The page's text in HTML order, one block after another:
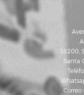
38200,
Santa